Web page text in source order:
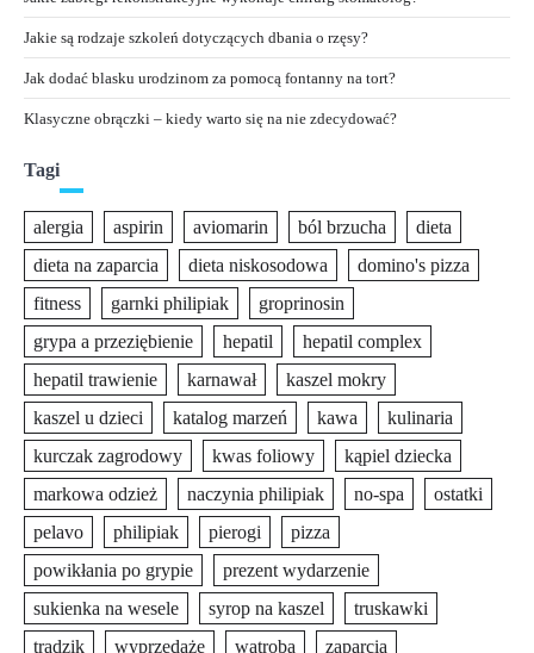
Jakie są rodzaje szkoleń dotyczących dbania o rzęsy?
Jak dodać blasku urodzinom za pomocą fontanny na tort?
Klasyczne obrączki – kiedy warto się na nie zdecydować?
Tagi
alergia aspirin aviomarin ból brzucha
dieta
dieta na zaparcia
dieta niskosodowa
domino's pizza
fitness
garnki philipiak
groprinosin
grypa a przeziębienie
hepatil
hepatil complex
hepatil trawienie
karnawał
kaszel mokry
kaszel u dzieci
katalog marzeń kawa
kulinaria
kurczak zagrodowy
kwas foliowy
kąpiel dziecka
markowa odzież
naczynia philipiak no-spa
ostatki
pelavo
philipiak pierogi
pizza
powikłania po grypie
prezent wydarzenie
sukienka na wesele
syrop na kaszel
truskawki
trądzik
wyprzedaże wątroba zaparcia